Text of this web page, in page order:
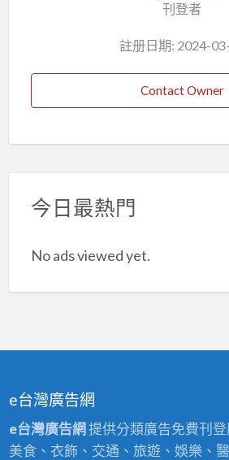
刊登者
註册日期: 2024-
Contact Owner
今日最熱門
No ads viewed yet.
e台灣廣告網
e台灣廣告網提供分類廣告免費刊
美食、衣飾、交通、旅遊、娛樂、